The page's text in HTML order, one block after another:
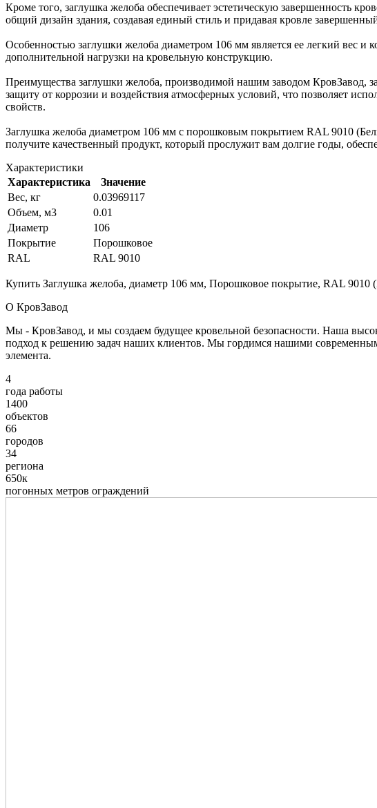
Кроме того, заглушка желоба обеспечивает эстетическую завершенность
общий дизайн здания, создавая единый стиль и придавая кровле
Особенностью заглушки желоба диаметром 106 мм является ее легкий вес и
дополнительной нагрузки на кровельную конструкцию.
Преимущества заглушки желоба, производимой нашим заводом КровЗавод,
защиту от коррозии и воздействия атмосферных условий, что позволяет
свойств.
Заглушка желоба диаметром 106 мм с порошковым покрытием RAL 9010
получите качественный продукт, который прослужит вам долгие годы,
Характеристики
Характеристика
Значение
Вес, кг
0.03969117
Объем, м3
0.01
Диаметр
106
Покрытие
Порошковое
RAL
RAL 9010
Купить Заглушка желоба, диаметр 106 мм, Порошковое покрытие, RAL
О КровЗавод
Мы - КровЗавод, и мы создаем будущее кровельной безопасности. Наша
подход к решению задач наших клиентов. Мы гордимся нашими
элемента.
4
года работы
1400
объектов
66
городов
34
региона
650к
погонных метров ограждений